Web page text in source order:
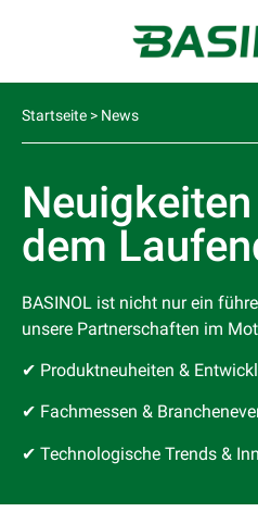
Startseite > News
dem
BASINOL ist nicht nur ein
unsere Partnerschaften im
✔ Produktneuheiten &
✔ Fachmessen &
✔ Technologische Trends &